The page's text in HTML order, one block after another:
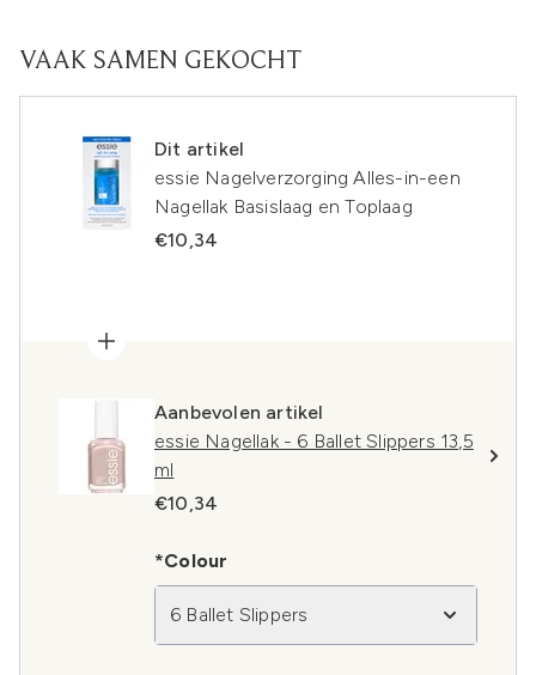
VAAK SAMEN GEKOCHT
Dit artikel
essie Nagelverzorging Alles-in-een
Nagellak Basislaag en Toplaag
€10,34
Aanbevolen artikel
essie Nagellak - 6 Ballet Slippers 13,5
ml
€10,34
*Colour
6 Ballet Slippers